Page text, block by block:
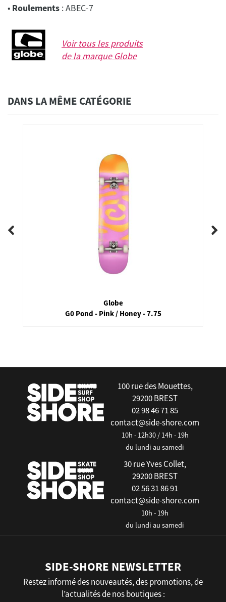
• Roulements : ABEC-7
Voir tous les produits
de la marque Globe
DANS LA MÊME CATÉGORIE
Globe
G0 Pond - Pink / Honey - 7.75
100 rue des Mouettes,
29200 BREST
02 98 46 71 85
contact@side-shore.com
10h - 12h30 / 14h - 19h
du lundi au samedi
30 rue Yves Collet,
29200 BREST
02 56 31 86 91
contact@side-shore.com
10h - 19h
du lundi au samedi
SIDE-SHORE NEWSLETTER
Restez informé des nouveautés, des promotions, de
l’actualités de nos boutiques :